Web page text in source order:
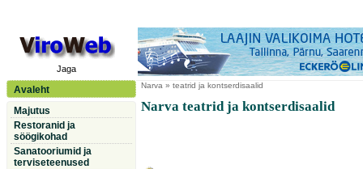
Jaga
Avaleht
Majutus
Restoranid ja
söögikohad
Sanatooriumid ja
terviseteenused
Narva » teatrid ja kontserdisaalid
Narva teatrid ja kontserdisaalid